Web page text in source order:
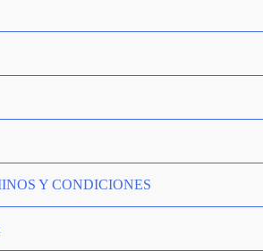
Y CONDICIONES